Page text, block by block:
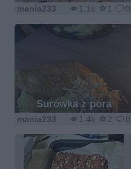
1.1k 1 0
mania233
Surówka z pora
1.4k 2 0
mania233